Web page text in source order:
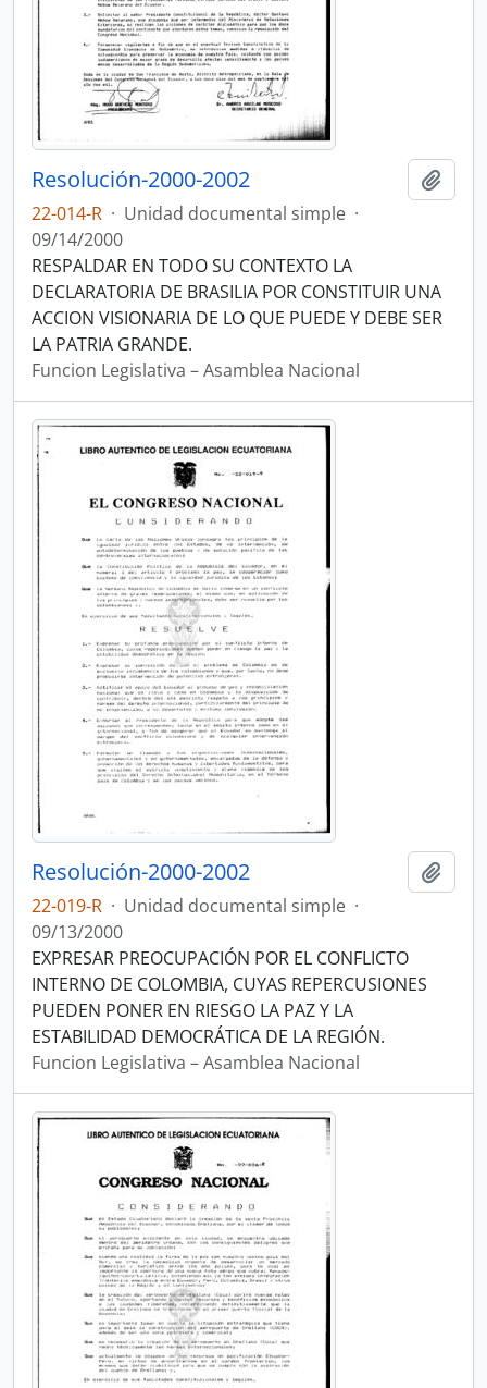
Resolución-2000-2002
22-014-R · Unidad documental simple ·
09/14/2000
RESPALDAR EN TODO SU CONTEXTO LA
DECLARATORIA DE BRASILIA POR CONSTITUIR UNA
ACCION VISIONARIA DE LO QUE PUEDE Y DEBE SER
LA PATRIA GRANDE.
Funcion Legislativa – Asamblea Nacional
Resolución-2000-2002
22-019-R · Unidad documental simple ·
09/13/2000
EXPRESAR PREOCUPACIÓN POR EL CONFLICTO
INTERNO DE COLOMBIA, CUYAS REPERCUSIONES
PUEDEN PONER EN RIESGO LA PAZ Y LA
ESTABILIDAD DEMOCRÁTICA DE LA REGIÓN.
Funcion Legislativa – Asamblea Nacional